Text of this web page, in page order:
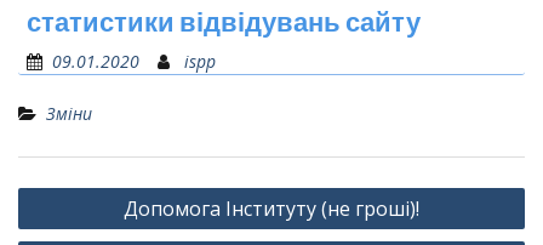
статистики відвідувань сайту
09.01.2020 ispp
Зміни
Навігація
записів
Допомога Інституту (не гроші)!